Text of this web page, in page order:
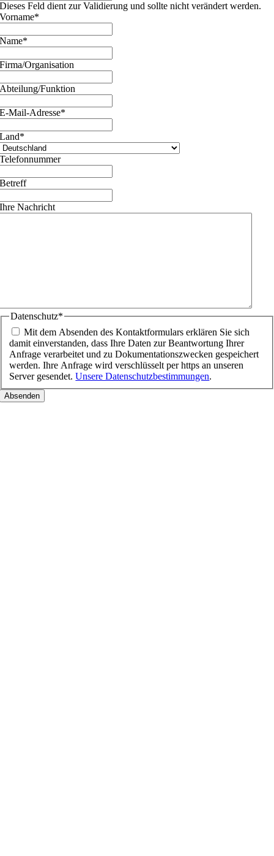
Dieses Feld dient zur Validierung und sollte nicht verändert werden.
Vorname*
Name*
Firma/Organisation
Abteilung/Funktion
E-Mail-Adresse*
Land*
Telefonnummer
Betreff
Ihre Nachricht
Datenschutz*
Mit dem Absenden des Kontaktformulars erklären Sie sich
damit einverstanden, dass Ihre Daten zur Beantwortung Ihrer
Anfrage verarbeitet und zu Dokumentationszwecken gespeichert
werden. Ihre Anfrage wird verschlüsselt per https an unseren
Server gesendet.Unsere Datenschutzbestimmungen.